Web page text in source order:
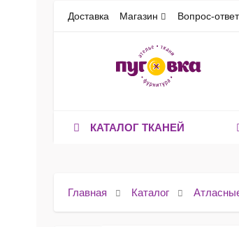
Доставка Магазин Вопрос-ответ
КАТАЛОГ ТКАНЕЙ
Главная Каталог